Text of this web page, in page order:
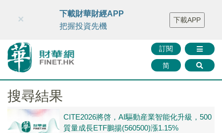
財華智庫網 FINTV FINMETA 財華證券 媒體矩陣
智庫沙龍
聯絡我們
訂閱
简
×
下載財華財經APP
把握投資先機
下載APP
搜尋結果
CITE2026將啓，AI驅動産業智能化升級，500
質量成長ETF鵬揚(560500)漲1.15%